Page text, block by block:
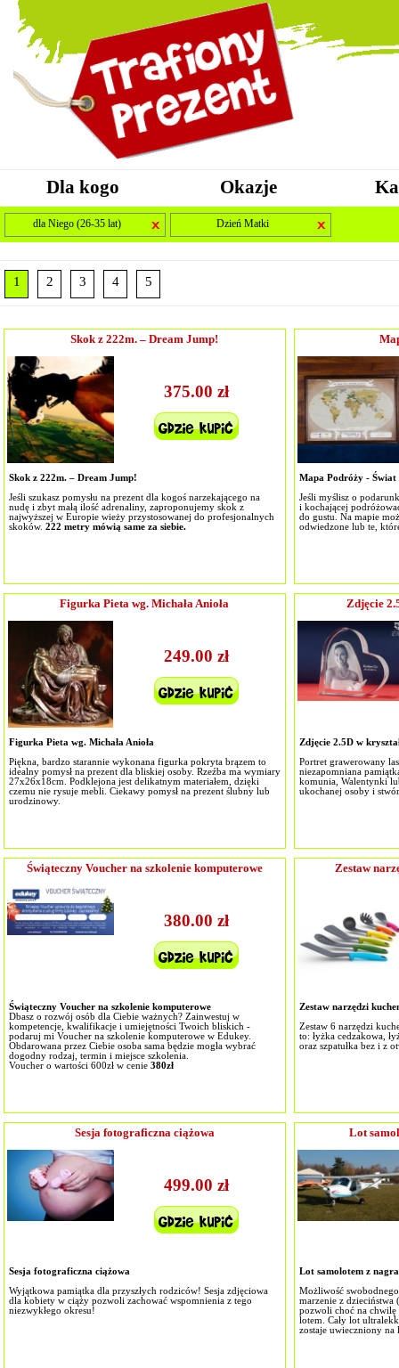
Dla kogo Okazje
dla Niego (26-35 lat) Dzień Matki
1 2 3 4 5
Skok z 222m. – Dream Jump!
375.00 zł
Skok z 222m. – Dream Jump!
Jeśli szukasz pomysłu na prezent dla kogoś narzekającego na
nudę i zbyt małą ilość adrenaliny, zaproponujemy skok z
najwyższej w Europie wieży przystosowanej do profesjonalnych
skoków. 222 metry mówią same za siebie.
Mapa Podróży - Świat
Jeśli myślisz o
i kochającej
do gustu. Na mapie
odwiedzone lub te,
Figurka Pieta wg. Michała Anioła
249.00 zł
Figurka Pieta wg. Michała Anioła
Piękna, bardzo starannie wykonana figurka pokryta brązem to
idealny pomysł na prezent dla bliskiej osoby. Rzeźba ma wymiary
27x26x18cm. Podklejona jest delikatnym materiałem, dzięki
czemu nie rysuje mebli. Ciekawy pomysł na prezent ślubny lub
urodzinowy.
Zdjęcie
Zdjęcie 2.5D w
Portret grawerowany
niezapomniana
komunia, Walentynki
ukochanej osoby i
Świąteczny Voucher na szkolenie komputerowe
380.00 zł
Świąteczny Voucher na szkolenie komputerowe
Dbasz o rozwój osób dla Ciebie ważnych? Zainwestuj w
kompetencje, kwalifikacje i umiejętności Twoich bliskich -
podaruj mi Voucher na szkolenie komputerowe w Edukey.
Obdarowana przez Ciebie osoba sama będzie mogła wybrać
dogodny rodzaj, termin i miejsce szkolenia.
Voucher o wartości 600zł w cenie 380zł
Zestaw
Zestaw narzędzi
Zestaw 6 narzędzi
to: łyżka cedzakowa,
oraz szpatułka bez i z
Sesja fotograficzna ciążowa
499.00 zł
Sesja fotograficzna ciążowa
Wyjątkowa pamiątka dla przyszłych rodziców! Sesja zdjęciowa
dla kobiety w ciąży pozwoli zachować wspomnienia z tego
niezwykłego okresu!
Lot
Lot samolotem z
Możliwość
marzenie z
pozwoli choć na chwilę
lotem. Cały lot
zostaje uwieczniony na